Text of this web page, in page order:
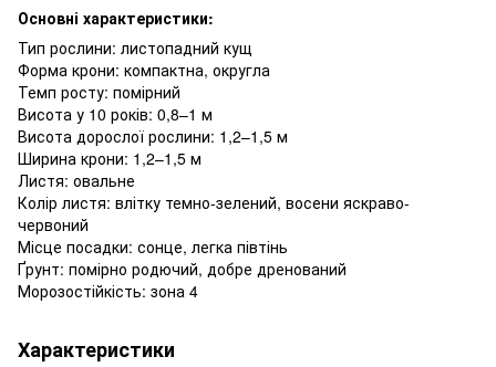
Основні характеристики:
Тип рослини: листопадний кущ
Форма крони: компактна, округла
Темп росту: помірний
Висота у 10 років: 0,8–1 м
Висота дорослої рослини: 1,2–1,5 м
Ширина крони: 1,2–1,5 м
Листя: овальне
Колір листя: влітку темно-зелений, восени яскраво-
червоний
Місце посадки: сонце, легка півтінь
Ґрунт: помірно родючий, добре дренований
Морозостійкість: зона 4
Характеристики